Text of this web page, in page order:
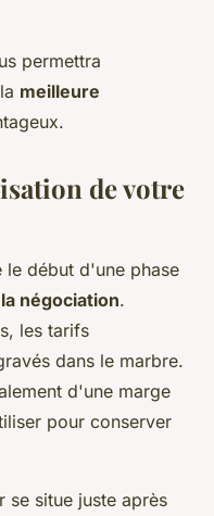
permettra
meilleure
de votre
le début d'une phase
la négociation.
les tarifs
dans le marbre.
d'une marge
pour conserver
se situe juste après